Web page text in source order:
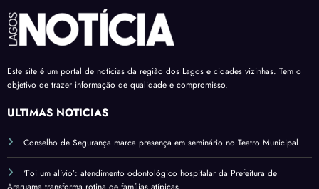
Este site é um portal de notícias da região dos Lagos e cidades vizinhas. Tem o
objetivo de trazer informação de qualidade e compromisso.
ÚLTIMAS NOTÍCIAS
Conselho de Segurança marca presença em seminário no Teatro Municipal
‘Foi um alívio’: atendimento odontológico hospitalar da Prefeitura de